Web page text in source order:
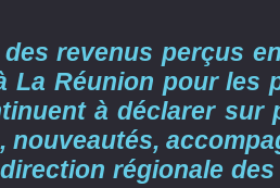
revenus perçus
La Réunion pour les
à déclarer sur
nouveautés,
régionale